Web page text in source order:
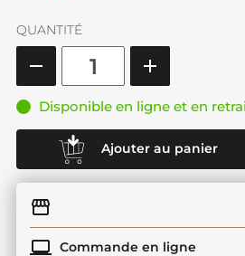
QUANTITÉ
Disponible en ligne et en
Ajouter au panier
Commande en ligne